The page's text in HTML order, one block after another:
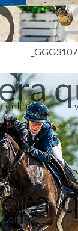
15,00 €
_GGG3107